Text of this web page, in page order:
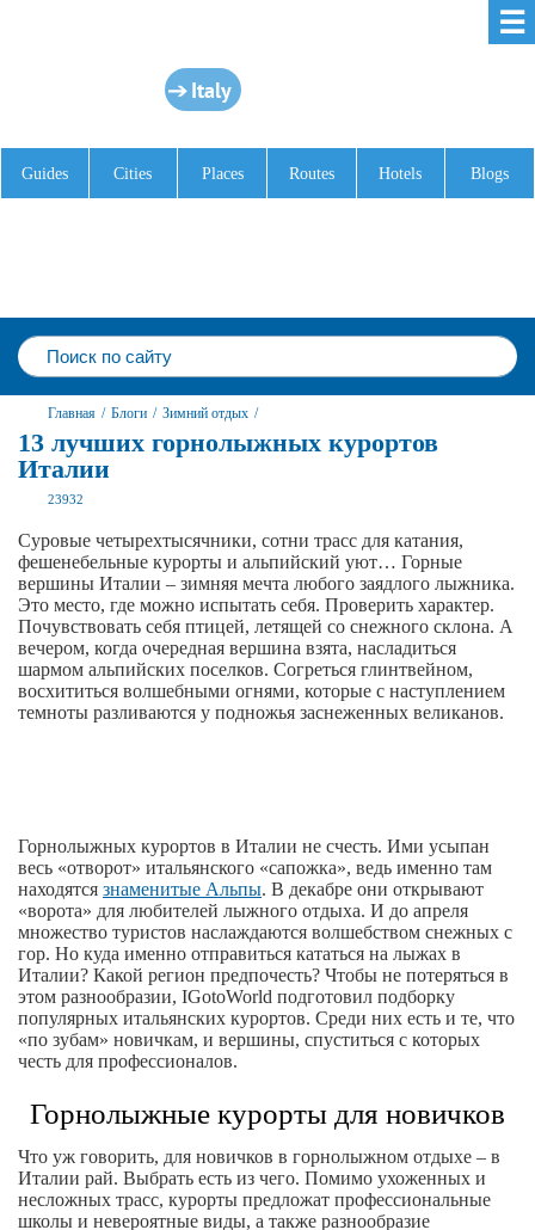
☰
Italy
Guides Cities Places Routes Hotels Blogs
Главная / Блоги / Зимний отдых /
13 лучших горнолыжных курортов
Италии
23932
Суровые четырехтысячники, сотни трасс для катания,
фешенебельные курорты и альпийский уют… Горные
вершины Италии – зимняя мечта любого заядлого лыжника.
Это место, где можно испытать себя. Проверить характер.
Почувствовать себя птицей, летящей со снежного склона. А
вечером, когда очередная вершина взята, насладиться
шармом альпийских поселков. Согреться глинтвейном,
восхититься волшебными огнями, которые с наступлением
темноты разливаются у подножья заснеженных великанов.
Горнолыжных курортов в Италии не счесть. Ими усыпан
весь «отворот» итальянского «сапожка», ведь именно там
находятся знаменитые Альпы. В декабре они открывают
«ворота» для любителей лыжного отдыха. И до апреля
множество туристов наслаждаются волшебством снежных с
гор. Но куда именно отправиться кататься на лыжах в
Италии? Какой регион предпочесть? Чтобы не потеряться в
этом разнообразии, IGotoWorld подготовил подборку
популярных итальянских курортов. Среди них есть и те, что
«по зубам» новичкам, и вершины, спуститься с которых
честь для профессионалов.
Горнолыжные курорты для новичков
Что уж говорить, для новичков в горнолыжном отдыхе – в
Италии рай. Выбрать есть из чего. Помимо ухоженных и
несложных трасс, курорты предложат профессиональные
школы и невероятные виды, а также разнообразие